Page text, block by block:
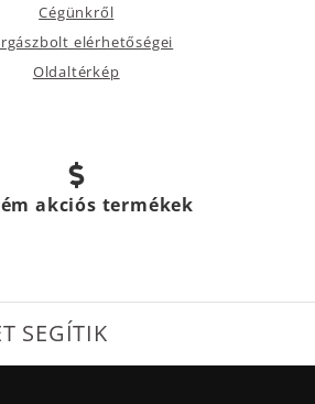
Cégünkről
elérhetőségei
Oldaltérkép
akciós termékek
SEGÍTIK